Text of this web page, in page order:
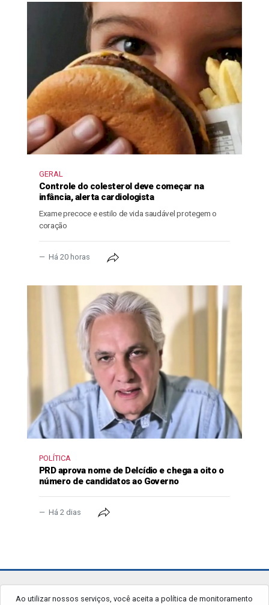
GERAL
Controle do colesterol deve começar na
infância, alerta cardiologista
Exame precoce e estilo de vida saudável protegem o
coração
Há 20 horas
POLÍTICA
PRD aprova nome de Delcídio e chega a oito o
número de candidatos ao Governo
Há 2 dias
Ao utilizar nossos serviços, você aceita a política de monitoramento
jornalgrandourados.com.br